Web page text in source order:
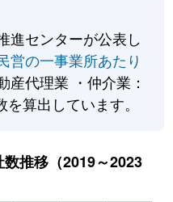
進センターが公表し
営の一事業所あたり
産代理業 ・仲介業：
算出しています。
推移（2019～2023